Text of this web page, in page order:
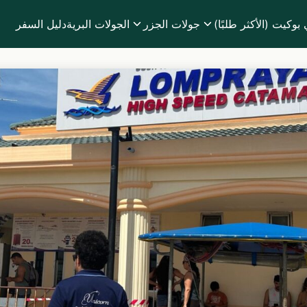
(الأكثر طلبًا) جولات الجزر الجولات البريةدليل السفر